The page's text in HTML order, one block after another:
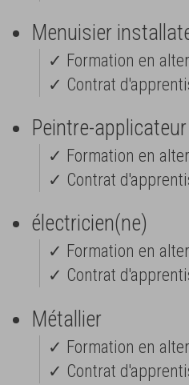
Menuisier
✓ Formation en
✓ Contrat
Peintre-
✓ Formation en
✓ Contrat
électricien(ne)
✓ Formation en
✓ Contrat
Métallier
✓ Formation en
✓ Contrat